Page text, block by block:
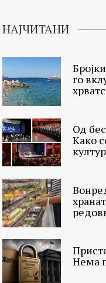
НАЈЧИТАНИ
го
Од
Како
Нема